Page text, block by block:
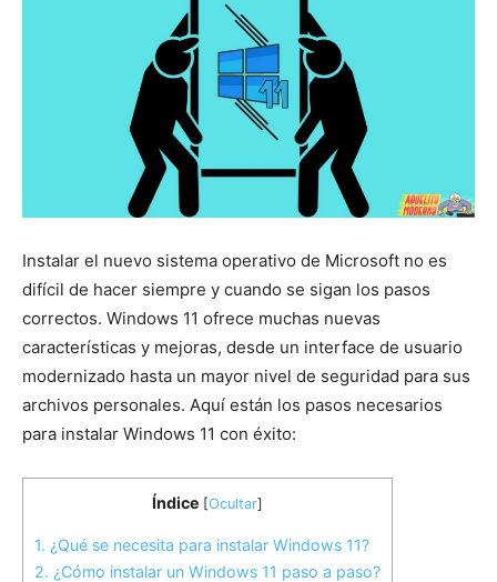
Instalar el nuevo sistema operativo de Microsoft no es
difícil de hacer siempre y cuando se sigan los pasos
correctos. Windows 11 ofrece muchas nuevas
características y mejoras, desde un interface de usuario
modernizado hasta un mayor nivel de seguridad para sus
archivos personales. Aquí están los pasos necesarios
para instalar Windows 11 con éxito:
Índice [Ocultar]
1. ¿Qué se necesita para instalar Windows 11?
2. ¿Cómo instalar un Windows 11 paso a paso?